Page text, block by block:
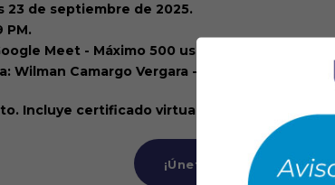
23 de septiembre de 2025.
PM.
Meet - Máximo 500 usuarios.
Wilman Camargo Vergara - Ingeniero Mecánico.
Incluye certificado virtual de asistencia.
¡Únete a la sala aquí!